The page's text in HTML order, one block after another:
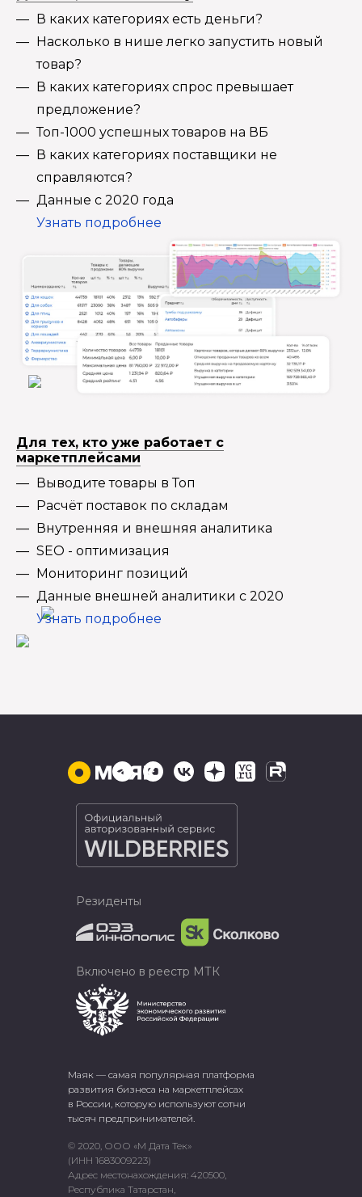
В каких категориях есть деньги?
Насколько в нише легко запустить новый
товар?
В каких категориях спрос превышает
предложение?
Топ-1000 успешных товаров на ВБ
В каких категориях поставщики не
справляются?
Данные с 2020 года
Узнать подробнее
Для тех, кто уже работает с
маркетплейсами
Выводите товары в Топ
Расчёт поставок по складам
Внутренняя и внешняя аналитика
SEO - оптимизация
Мониторинг позиций
Данные внешней аналитики с 2020
Узнать подробнее
Маяк — самая популярная платформа
развития бизнеса на маркетплейсах
в России, которую используют сотни
тысяч предпринимателей.
© 2020, ООО «М Дата Тек»
(ИНН 1683009223)
Адрес местонахождения: 420500,
Республика Татарстан,
Резиденты
Включено в реестр МТК